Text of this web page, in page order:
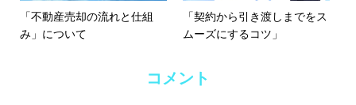
「不動産売却の流れと仕組
み」について
「契約から引き渡しまでをス
ムーズにするコツ」
コメント